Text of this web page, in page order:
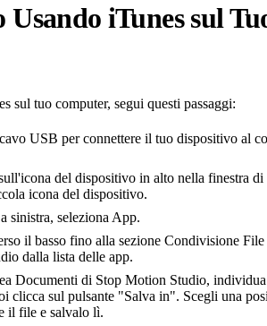
iTunes sul
sul tuo computer, segui questi passaggi:
USB per connettere il tuo dispositivo al
del dispositivo in alto nella finestra di
icona del dispositivo.
sinistra, seleziona App.
il basso fino alla sezione Condivisione File
dalla lista delle app.
Documenti di Stop Motion Studio,
clicca sul pulsante "Salva in". Scegli una
il file e salvalo lì.